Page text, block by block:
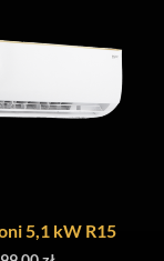
5,1 kW R15